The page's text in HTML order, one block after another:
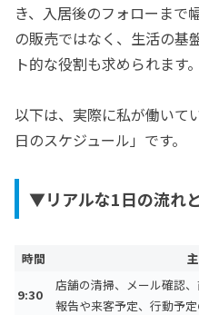
き、入居後のフォローまで
の販売ではなく、生活の基
ト的な役割も求められます。
以下は、実際に私が働いて
日のスケジュール」です。
▼リアルな1日の流れ
時間
9:30
店舗の清掃、メール確認
報告や来客予定、行動予定